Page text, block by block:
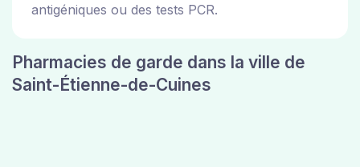
antigéniques ou des tests PCR.
Pharmacies de garde dans la ville de
Saint-Étienne-de-Cuines